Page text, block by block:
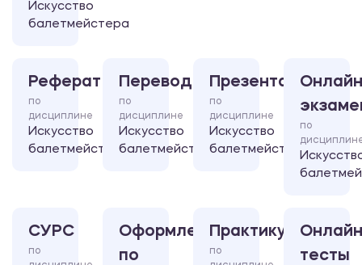
Искусство
балетмейстера
Реферат
по
дисциплине
Искусство
балетмейстера
Перевод
по
дисциплине
Искусство
балетмейстера
Презентация
по
дисциплине
Искусство
балетмейстера
по
СУРС
по
Оформление
по
Практикум
по
тесты